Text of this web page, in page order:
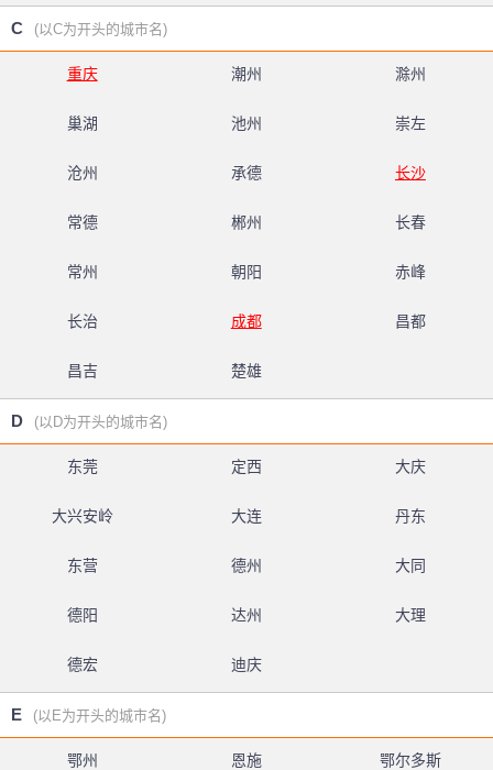
C (以C为开头的城市名)
重庆 潮州 滁州
巢湖 池州 崇左
沧州 承德 长沙
常德 郴州 长春
常州 朝阳 赤峰
长治 成都 昌都
昌吉 楚雄
D (以D为开头的城市名)
东莞 定西 大庆
大兴安岭 大连 丹东
东营 德州 大同
德阳 达州 大理
德宏 迪庆
E (以E为开头的城市名)
鄂州 恩施 鄂尔多斯